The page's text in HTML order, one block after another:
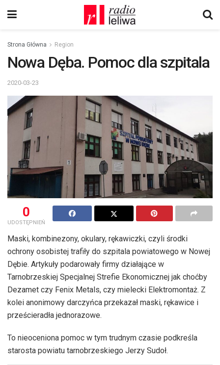
Strona Główna Region
Nowa Dęba. Pomoc dla szpitala
2020-03-23
0
UDOSTĘPNIEŃ
Maski, kombinezony, okulary, rękawiczki, czyli środki
ochrony osobistej trafiły do szpitala powiatowego w Nowej
Dębie. Artykuły podarowały firmy działające w
Tarnobrzeskiej Specjalnej Strefie Ekonomicznej jak choćby
Dezamet czy Fenix Metals, czy mielecki Elektromontaż. Z
kolei anonimowy darczyńca przekazał maski, rękawice i
prześcieradła jednorazowe.
To nieoceniona pomoc w tym trudnym czasie podkreśla
starosta powiatu tarnobrzeskiego Jerzy Sudoł.